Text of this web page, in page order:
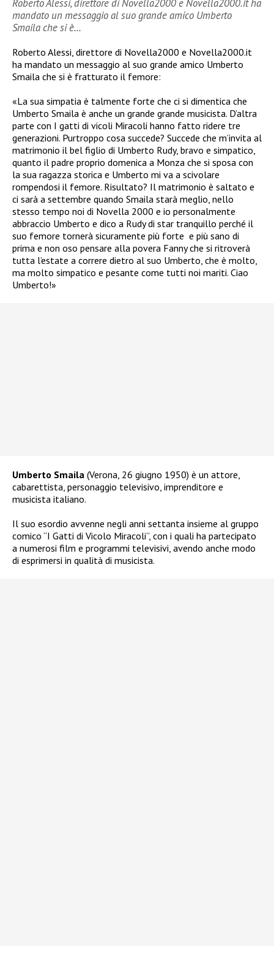
Roberto Alessi, direttore di Novella2000 e Novella2000.it ha
mandato un messaggio al suo grande amico Umberto
Smaila che si è…
Roberto Alessi, direttore di Novella2000 e Novella2000.it
ha mandato un messaggio al suo grande amico Umberto
Smaila che si è fratturato il femore:
«La sua simpatia è talmente forte che ci si dimentica che
Umberto Smaila è anche un grande grande musicista. D’altra
parte con I gatti di vicoli Miracoli hanno fatto ridere tre
generazioni. Purtroppo cosa succede? Succede che m’invita al
matrimonio il bel figlio di Umberto Rudy, bravo e simpatico,
quanto il padre proprio domenica a Monza che si sposa con
la sua ragazza storica e Umberto mi va a scivolare
rompendosi il femore. Risultato? Il matrimonio è saltato e
ci sarà a settembre quando Smaila starà meglio, nello
stesso tempo noi di Novella 2000 e io personalmente
abbraccio Umberto e dico a Rudy di star tranquillo perché il
suo femore tornerà sicuramente più forte e più sano di
prima e non oso pensare alla povera Fanny che si ritroverà
tutta l’estate a correre dietro al suo Umberto, che è molto,
ma molto simpatico e pesante come tutti noi mariti. Ciao
Umberto!»
Umberto Smaila (Verona, 26 giugno 1950) è un attore,
cabarettista, personaggio televisivo, imprenditore e
musicista italiano.
Il suo esordio avvenne negli anni settanta insieme al gruppo
comico “I Gatti di Vicolo Miracoli”, con i quali ha partecipato
a numerosi film e programmi televisivi, avendo anche modo
di esprimersi in qualità di musicista.